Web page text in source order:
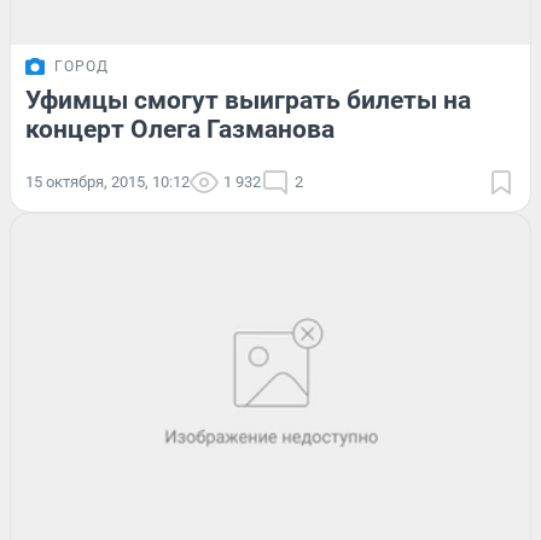
ГОРОД
Уфимцы смогут выиграть билеты на
концерт Олега Газманова
15 октября, 2015, 10:12 1 932 2